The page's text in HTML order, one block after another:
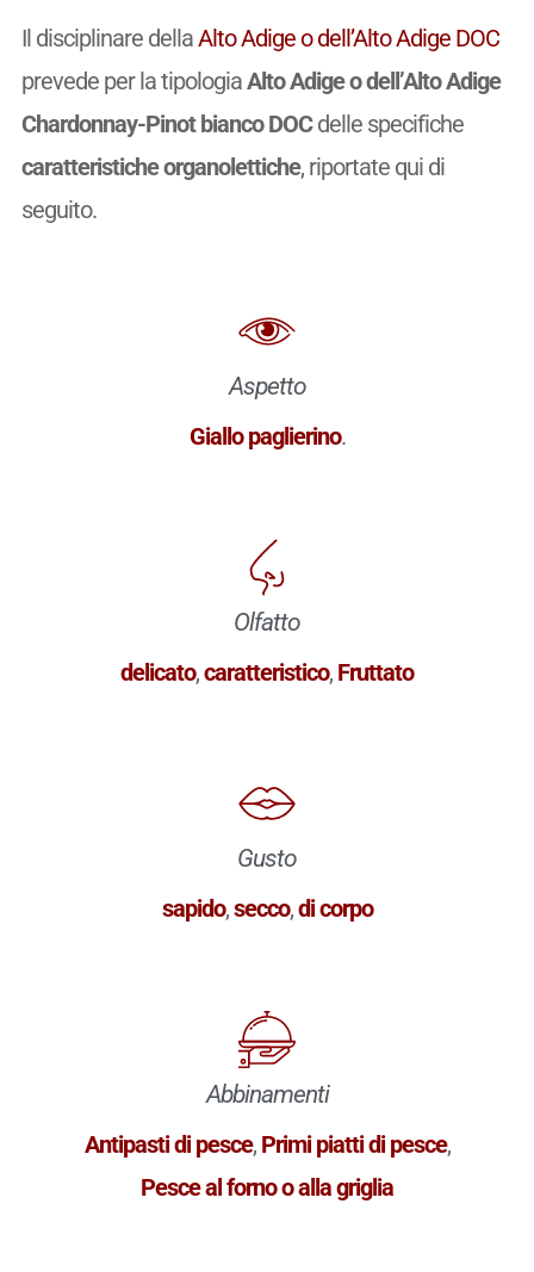
Il disciplinare dellaAlto Adige o dell’Alto Adige DOC
prevede per la tipologiaAlto Adige o dell’Alto Adige
Chardonnay-Pinot bianco DOCdelle specifiche
caratteristiche organolettiche, riportate qui di
seguito.
Aspetto
Giallo paglierino.
Olfatto
delicato,caratteristico, Fruttato
Gusto
sapido,secco,di corpo
Abbinamenti
Antipasti di pesce, Primi piatti di pesce,
Pesce al forno o alla griglia